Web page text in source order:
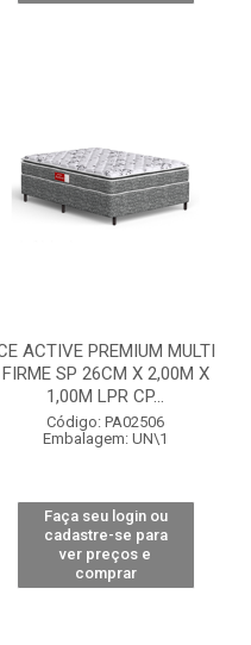
ACTIVE PREMIUM MULTI
FIRME SP 26CM X 2,00M X
1,00M LPR CP...
Código: PA02506
Embalagem: UN\1
Faça seu login ou
cadastre-se para
ver preços e
comprar